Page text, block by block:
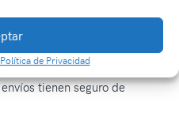
Política de Privacidad
todas son distintas.
productos tienen tres días
es gratis si la compra es
tienen seguro de